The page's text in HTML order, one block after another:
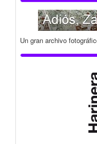
Un gran archivo